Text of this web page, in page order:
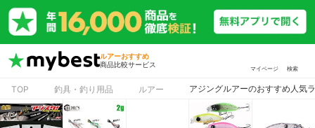
ルアーおすすめ
商品比較サービス
マイページ 検索
TOP 釣具・釣り用品 ルアー アジングルアーのおすすめ人気